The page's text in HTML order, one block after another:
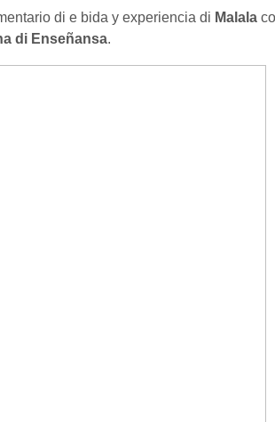
di e bida y experiencia di Malala
di Enseñansa.